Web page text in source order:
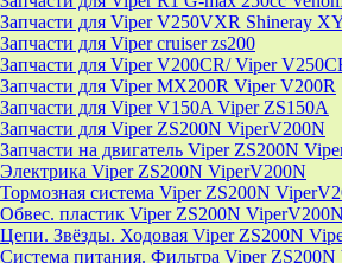
Запчасти для Viper V250VXR Shineray
Запчасти для Viper cruiser zs200
Запчасти для Viper V200CR/ Viper
Запчасти для Viper MX200R Viper V200R
Запчасти для Viper V150A Viper ZS150A
Запчасти для Viper ZS200N ViperV200N
Запчасти на двигатель Viper ZS200N
Электрика Viper ZS200N ViperV200N
Тормозная система Viper ZS200N
Обвес. пластик Viper ZS200N ViperV200N
Цепи. Звёзды. Ходовая Viper ZS200N
Система питания. Фильтра Viper